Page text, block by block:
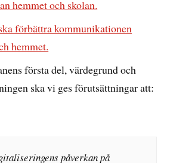
hemmet och skolan.
förbättra kommunikationen
hemmet.
första del, värdegrund och
ska vi ges förutsättningar att:
påverkan på